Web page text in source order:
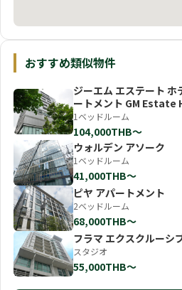
おすすめ類似物件
ジーエム エステート
ートメント GM
1ベッドルーム
104,000THB〜
ウォルデン アソーク
1ベッドルーム
41,000THB〜
ピヤ アパートメント
2ベッドルーム
68,000THB〜
フラマ エクスクルーシ
スタジオ
55,000THB〜